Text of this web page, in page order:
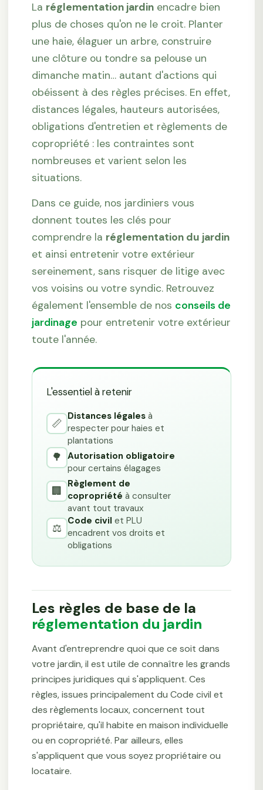
La réglementation jardinencadre bien
plus de choses qu'on ne le croit. Planter
une haie, élaguer un arbre, construire
une clôture ou tondre sa pelouse un
dimanche matin… autant d'actions qui
obéissent à des règles précises. En effet,
distances légales, hauteurs autorisées,
obligations d'entretien et règlements de
copropriété : les contraintes sont
nombreuses et varient selon les
situations.
Dans ce guide, nos jardiniers vous
donnent toutes les clés pour
comprendre la réglementation du jardin
et ainsi entretenir votre extérieur
sereinement, sans risquer de litige avec
vos voisins ou votre syndic. Retrouvez
également l'ensemble de nos conseils de
jardinage pour entretenir votre extérieur
toute l'année.
L'essentiel à retenir
📏
Distances légalesà
respecter pour haies et
plantations
🌳 Autorisation obligatoire
pour certains élagages
🏢
Règlement de
copropriété à consulter
avant tout travaux
⚖️
Code civil et PLU
encadrent vos droits et
obligations
Les règles de base de la
réglementation du jardin
Avant d'entreprendre quoi que ce soit dans
votre jardin, il est utile de connaître les grands
principes juridiques qui s'appliquent. Ces
règles, issues principalement du Code civil et
des règlements locaux, concernent tout
propriétaire, qu'il habite en maison individuelle
ou en copropriété. Par ailleurs, elles
s'appliquent que vous soyez propriétaire ou
locataire.